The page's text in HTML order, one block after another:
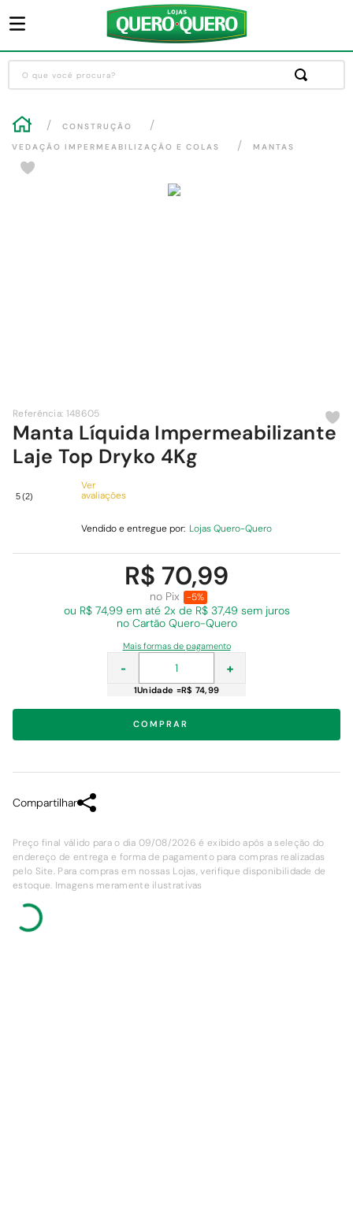
O que você procura?
CONSTRUÇÃO
VEDAÇÃO IMPERMEABILIZAÇÃO E COLAS
MANTAS
Referência: 148605
Manta Líquida Impermeabilizante
Laje Top Dryko 4Kg
5(2)
Ver
avaliações
Vendido e entregue por: Lojas Quero-Quero
R$ 70,99
no Pix -5%
ou R$ 74,99 em até 2x de R$ 37,49 sem juros
no Cartão Quero-Quero
Mais formas de pagamento
+
-
1Unidade =R$ 74,99
COMPRAR
Compartilhar
Preço final válido para o dia 09/08/2026 é exibido após a seleção do
endereço de entrega e forma de pagamento para compras realizadas
pelo Site. Para compras em nossas Lojas, verifique disponibilidade de
estoque. Imagens meramente ilustrativas
1º
guarda roupa
º cozinha completa